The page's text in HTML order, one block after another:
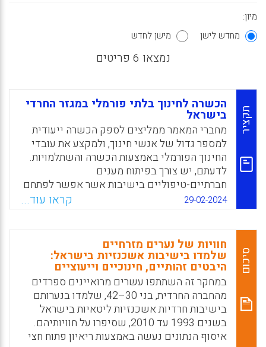
מיון:
מחדש לישן
מישן לחדש
נמצאו 6 פריטים
תקציר
הכשרה לחינוך בלתי פורמלי במגזר החרדי
בישראל
מחברי המאמר ממליצים לספק הכשרה ייעודית
למספר גדול של אנשי חינוך, ולמקצע את עובדי
החינוך הפורמלי באמצעות הכשרה והשתלמויות.
לדעתם, יש צורך בפיתוח מענים
חברתיים-טיפוליים בישיבות אשר אפשר לפתחם
באמצעות הערוץ הבלתי פורמלי.
WhatsApp
Facebook
Email
X
29-02-2024 קראו עוד...
סיכום
חוויות של נערים מזרחיים
שלמדו בישיבות אשכנזיות בישראל:
היבטים זהותיים, חינוכיים וייעוציים
במחקר זה השתתפו עשרים מרואיינים ספרדים
מהחברה החרדית, בני 30–42, שלמדו בנערותם
בישיבות חרדיות אשכנזיות ליטאיות בישראל
בשנים 1993 עד 2010, שסיפרו על חוויותיהם.
איסוף הנתונים נעשה באמצעות ריאיון פתוח חצי